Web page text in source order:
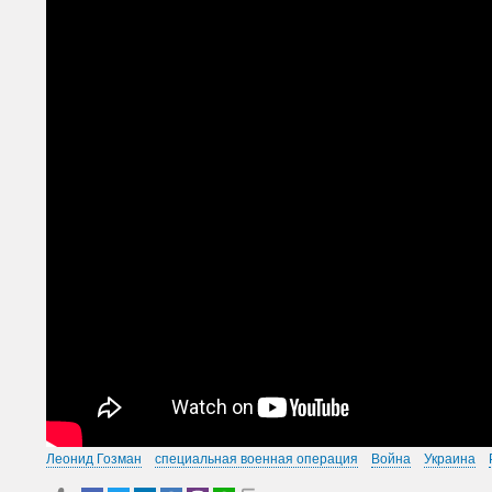
Леонид Гозман специальная военная операция Война Украина